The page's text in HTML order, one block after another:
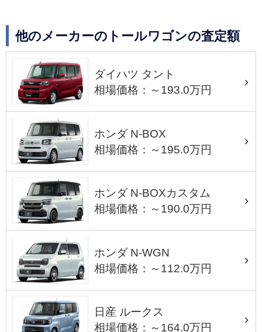
他のメーカーのトールワゴンの査定額
ダイハツ タント
相場価格：～193.0万円
ホンダ N-BOX
相場価格：～195.0万円
ホンダ N-BOXカスタム
相場価格：～190.0万円
ホンダ N-WGN
相場価格：～112.0万円
日産 ルークス
相場価格：～164.0万円